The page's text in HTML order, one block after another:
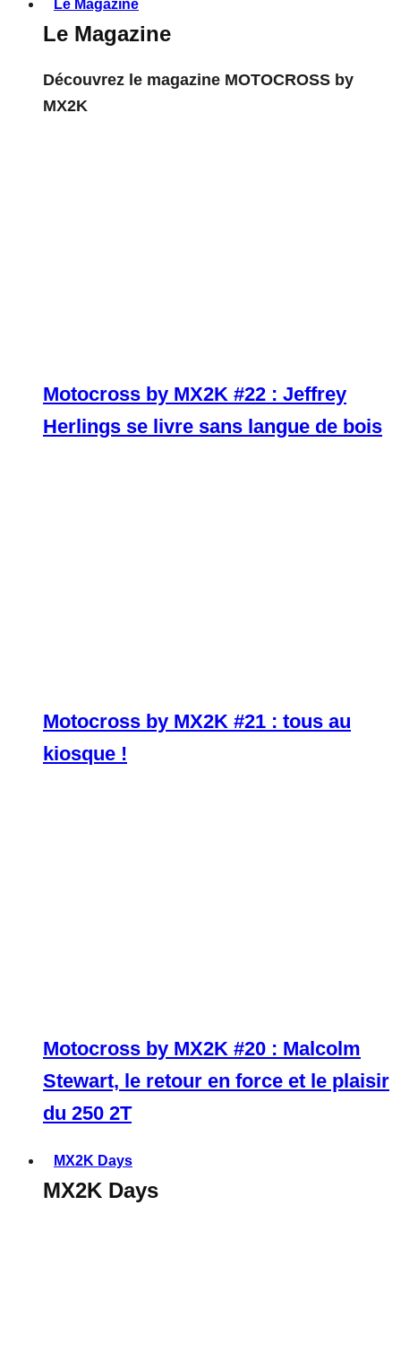
Le Magazine
Le Magazine
Découvrez le magazine MOTOCROSS by
MX2K
Motocross by MX2K #22 : Jeffrey
Herlings se livre sans langue de bois
Motocross by MX2K #21 : tous au
kiosque !
Motocross by MX2K #20 : Malcolm
Stewart, le retour en force et le plaisir
du 250 2T
MX2K Days
MX2K Days